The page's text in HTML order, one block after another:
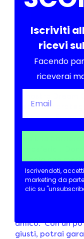
ideale per
tuo cane.
atmosferici.
coccola che
idratate e
Ricorda:
amico. Con un
giusti, potrai
Iscriviti
ricevi
Facendo
riceverai
Iscrivendoti,
marketing da
clic su